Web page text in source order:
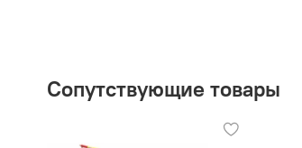
Сопутствующие товары